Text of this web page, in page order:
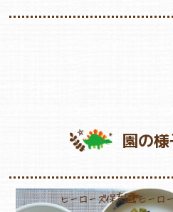
園の
ヒーローズ保育園,ヒーロ